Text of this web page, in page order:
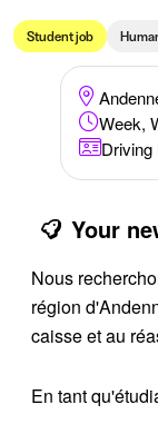
Student job
Week,
Driving
Your
Nous
région
caisse et au
En tant